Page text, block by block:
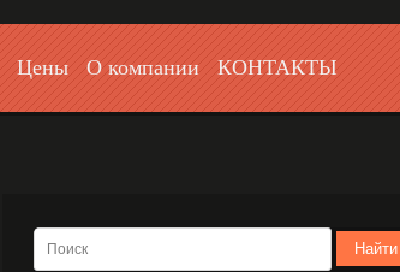
Цены О компании КОНТАКТЫ
Найти